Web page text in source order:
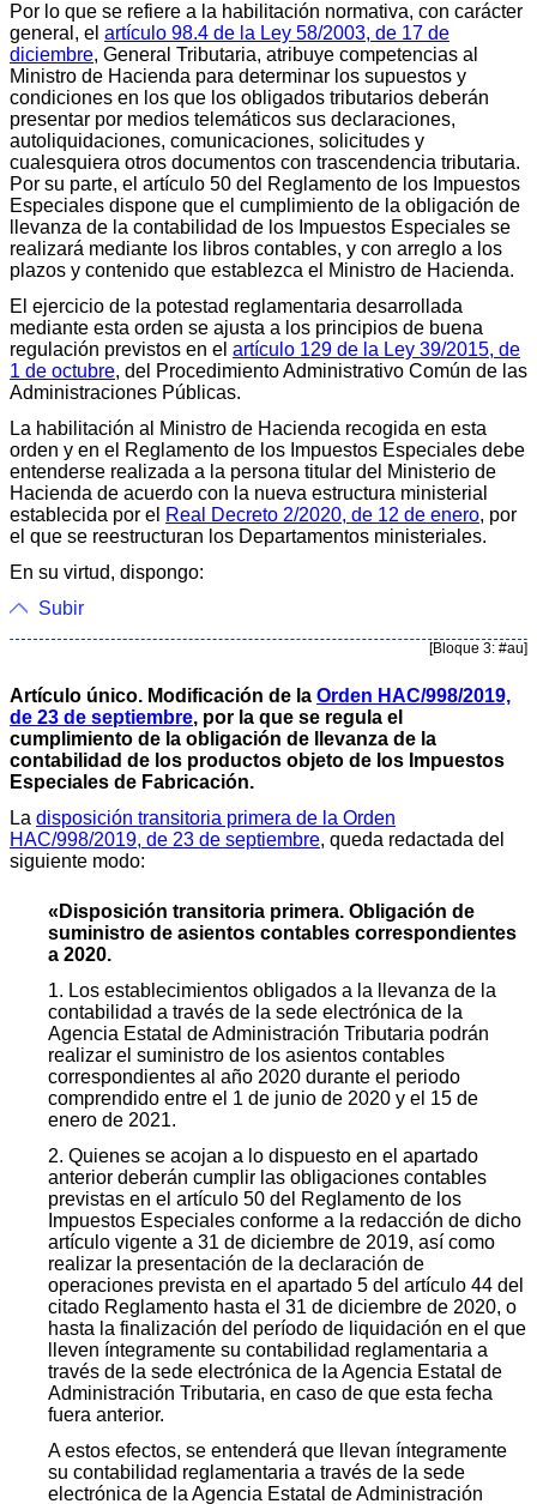
Por lo que se refiere a la habilitación normativa, con carácter
general, el artículo 98.4 de la Ley 58/2003, de 17 de
diciembre, General Tributaria, atribuye competencias al
Ministro de Hacienda para determinar los supuestos y
condiciones en los que los obligados tributarios deberán
presentar por medios telemáticos sus declaraciones,
autoliquidaciones, comunicaciones, solicitudes y
cualesquiera otros documentos con trascendencia tributaria.
Por su parte, el artículo 50 del Reglamento de los Impuestos
Especiales dispone que el cumplimiento de la obligación de
llevanza de la contabilidad de los Impuestos Especiales se
realizará mediante los libros contables, y con arreglo a los
plazos y contenido que establezca el Ministro de Hacienda.
El ejercicio de la potestad reglamentaria desarrollada
mediante esta orden se ajusta a los principios de buena
regulación previstos en el artículo 129 de la Ley 39/2015, de
1 de octubre, del Procedimiento Administrativo Común de las
Administraciones Públicas.
La habilitación al Ministro de Hacienda recogida en esta
orden y en el Reglamento de los Impuestos Especiales debe
entenderse realizada a la persona titular del Ministerio de
Hacienda de acuerdo con la nueva estructura ministerial
establecida por el Real Decreto 2/2020, de 12 de enero, por
el que se reestructuran los Departamentos ministeriales.
En su virtud, dispongo:
Subir
[Bloque 3: #au]
Artículo único. Modificación de la Orden HAC/998/2019,
de 23 de septiembre, por la que se regula el
cumplimiento de la obligación de llevanza de la
contabilidad de los productos objeto de los Impuestos
Especiales de Fabricación.
La disposición transitoria primera de la Orden
HAC/998/2019, de 23 de septiembre, queda redactada del
siguiente modo:
«Disposición transitoria primera. Obligación de
suministro de asientos contables correspondientes
a 2020.
1. Los establecimientos obligados a la llevanza de la
contabilidad a través de la sede electrónica de la
Agencia Estatal de Administración Tributaria podrán
realizar el suministro de los asientos contables
correspondientes al año 2020 durante el periodo
comprendido entre el 1 de junio de 2020 y el 15 de
enero de 2021.
2. Quienes se acojan a lo dispuesto en el apartado
anterior deberán cumplir las obligaciones contables
previstas en el artículo 50 del Reglamento de los
Impuestos Especiales conforme a la redacción de dicho
artículo vigente a 31 de diciembre de 2019, así como
realizar la presentación de la declaración de
operaciones prevista en el apartado 5 del artículo 44 del
citado Reglamento hasta el 31 de diciembre de 2020, o
hasta la finalización del período de liquidación en el que
lleven íntegramente su contabilidad reglamentaria a
través de la sede electrónica de la Agencia Estatal de
Administración Tributaria, en caso de que esta fecha
fuera anterior.
A estos efectos, se entenderá que llevan íntegramente
su contabilidad reglamentaria a través de la sede
electrónica de la Agencia Estatal de Administración